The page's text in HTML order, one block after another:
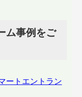
ム事例をご